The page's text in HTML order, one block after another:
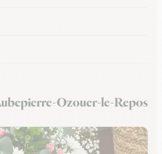
Ozouer-le-Repos